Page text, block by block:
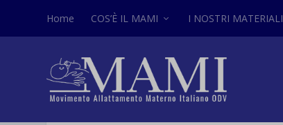
Home COS’È IL MAMI I NOSTRI MATERIALI